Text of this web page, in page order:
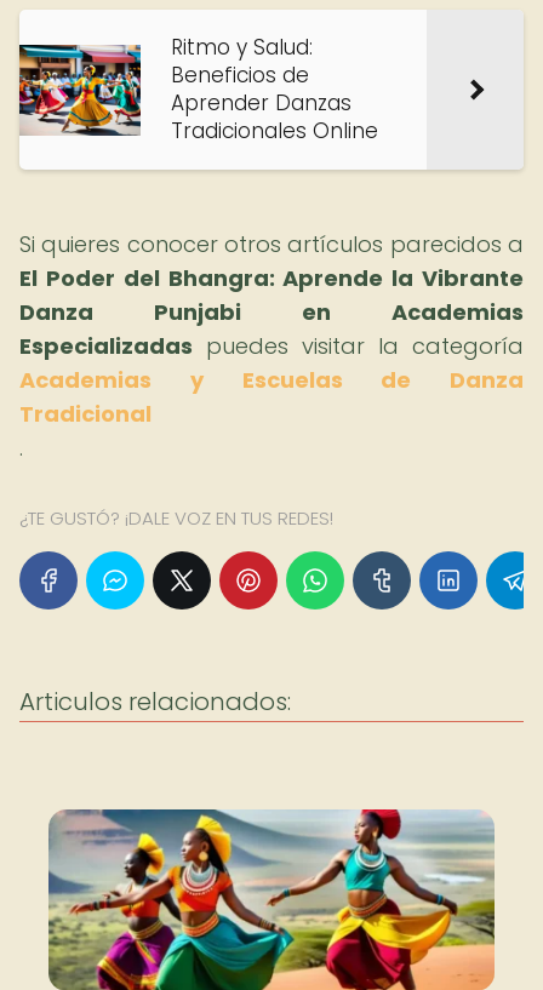
Ritmo y Salud:
Beneficios de
Aprender Danzas
Tradicionales Online
Si quieres conocer otros artículos parecidos a
El Poder del Bhangra: Aprende la Vibrante
Danza Punjabi en Academias
Especializadas puedes visitar la categoría
Academias y Escuelas de Danza
Tradicional
.
¿TE GUSTÓ? ¡DALE VOZ EN TUS REDES!
Articulos relacionados: